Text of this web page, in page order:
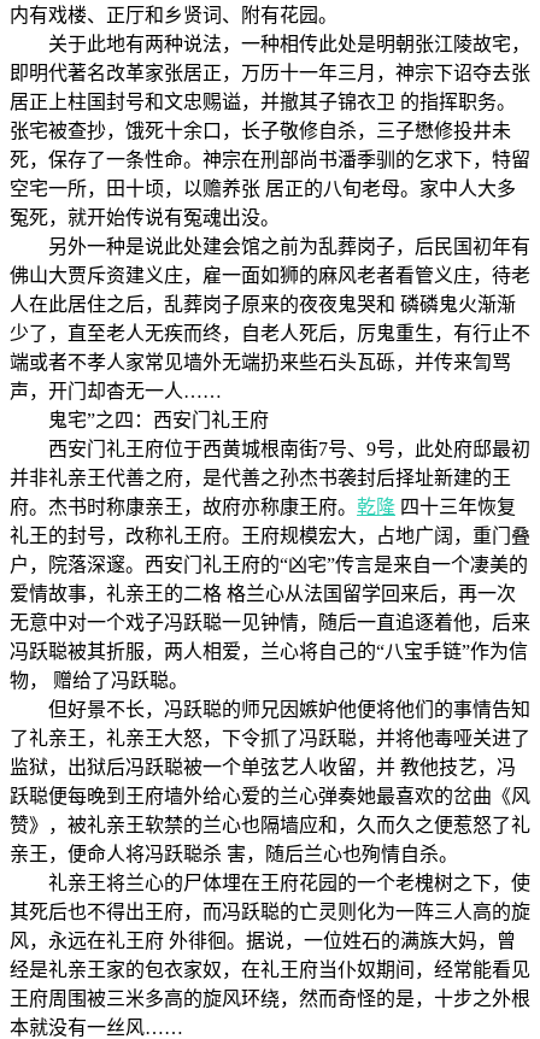
内有戏楼、正厅和乡贤词、附有花园。
关于此地有两种说法，一种相传此处是明朝张江陵故宅，
即明代著名改革家张居正，万历十一年三月，神宗下诏夺去张
居正上柱国封号和文忠赐谥，并撤其子锦衣卫 的指挥职务。
张宅被查抄，饿死十余口，长子敬修自杀，三子懋修投井未
死，保存了一条性命。神宗在刑部尚书潘季驯的乞求下，特留
空宅一所，田十顷，以赡养张 居正的八旬老母。家中人大多
冤死，就开始传说有冤魂出没。
另外一种是说此处建会馆之前为乱葬岗子，后民国初年有
佛山大贾斥资建义庄，雇一面如狮的麻风老者看管义庄，待老
人在此居住之后，乱葬岗子原来的夜夜鬼哭和 磷磷鬼火渐渐
少了，直至老人无疾而终，自老人死后，厉鬼重生，有行止不
端或者不孝人家常见墙外无端扔来些石头瓦砾，并传来訇骂
声，开门却杳无一人……
鬼宅”之四：西安门礼王府
西安门礼王府位于西黄城根南街7号、9号，此处府邸最初
并非礼亲王代善之府，是代善之孙杰书袭封后择址新建的王
府。杰书时称康亲王，故府亦称康王府。 乾隆 四十三年恢复
礼王的封号，改称礼王府。王府规模宏大，占地广阔，重门叠
户，院落深邃。西安门礼王府的“凶宅”传言是来自一个凄美的
爱情故事，礼亲王的二格 格兰心从法国留学回来后，再一次
无意中对一个戏子冯跃聪一见钟情，随后一直追逐着他，后来
冯跃聪被其折服，两人相爱，兰心将自己的“八宝手链”作为信
物， 赠给了冯跃聪。
但好景不长，冯跃聪的师兄因嫉妒他便将他们的事情告知
了礼亲王，礼亲王大怒，下令抓了冯跃聪，并将他毒哑关进了
监狱，出狱后冯跃聪被一个单弦艺人收留，并 教他技艺，冯
跃聪便每晚到王府墙外给心爱的兰心弹奏她最喜欢的岔曲《风
赞》，被礼亲王软禁的兰心也隔墙应和，久而久之便惹怒了礼
亲王，便命人将冯跃聪杀 害，随后兰心也殉情自杀。
礼亲王将兰心的尸体埋在王府花园的一个老槐树之下，使
其死后也不得出王府，而冯跃聪的亡灵则化为一阵三人高的旋
风，永远在礼王府 外徘徊。据说，一位姓石的满族大妈，曾
经是礼亲王家的包衣家奴，在礼王府当仆奴期间，经常能看见
王府周围被三米多高的旋风环绕，然而奇怪的是，十步之外根
本就没有一丝风……